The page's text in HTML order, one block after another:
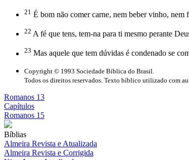
21 É bom não comer carne, nem beber vinho, nem
22 A fé que tens, tem-na para ti mesmo perante
23 Mas aquele que tem dúvidas é condenado se
Copyright © 1993 Sociedade Bíblica do Brasil.
Todos os direitos reservados. Texto bíblico utilizado com
Romanos 13
Capítulos
Romanos 15
Bíblias
Almeira Revista e Atualizada
Almeira Revista e Corrigida